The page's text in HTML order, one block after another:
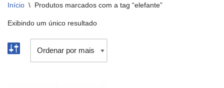
Início \ Produtos marcados com a tag “elefante”
Exibindo um único resultado